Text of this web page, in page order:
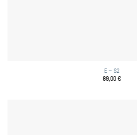
E – S2
89,00€